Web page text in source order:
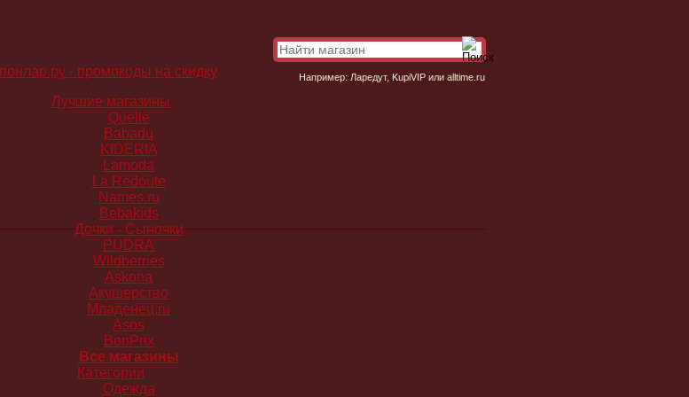
Например: Ларедут, KupiVIPили alltime.ru
Лучшие магазины
Quelle
Babadu
KIDERIA
Lamoda
La Redoute
Names.ru
Bebakids
Дочки - Сыночки
PUDRA
Wildberries
Askona
Акушерство
Младенец.ru
Asos
BonPrix
Все магазины
Категории
Одежда